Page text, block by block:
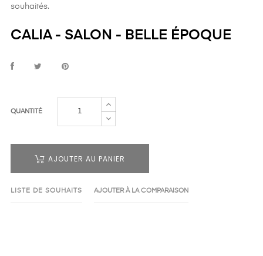
souhaités.
CALIA - SALON - BELLE ÉPOQUE
QUANTITÉ
AJOUTER AU PANIER
LISTE DE SOUHAITS AJOUTER À LA COMPARAISON